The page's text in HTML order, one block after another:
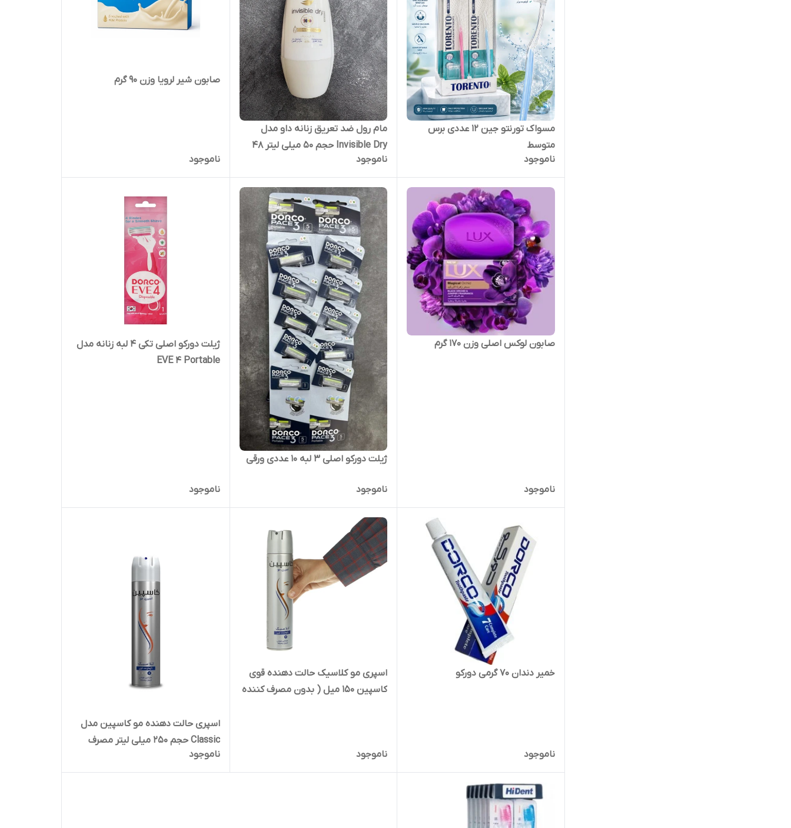
مسواک تورنتو جین ۱۲ عددی برس
متوسط
ناموجود
مام رول ضد تعریق زنانه داو مدل
Invisible Dry حجم ۵۰ میلی لیتر ۴۸
ساعته
ناموجود
صابون شیر لرویا وزن ۹۰ گرم
ناموجود
صابون لوکس اصلی وزن ۱۷۰ گرم
ناموجود
ژیلت دورکو اصلی 3 لبه 10 عددی ورقی
ناموجود
ژیلت دورکو اصلی تکی 4 لبه زنانه مدل
EVE 4 Portable
ناموجود
خمیر دندان ۷۰ گرمی دورکو
ناموجود
اسپری مو کلاسیک حالت دهنده قوی
کاسپین 150 میل ( بدون مصرف کننده
ناموجود
اسپری حالت دهنده مو کاسپین مدل
Classic حجم 250 میلی لیتر مصرف
کننده 134.950 پک 12 عددی
ناموجود